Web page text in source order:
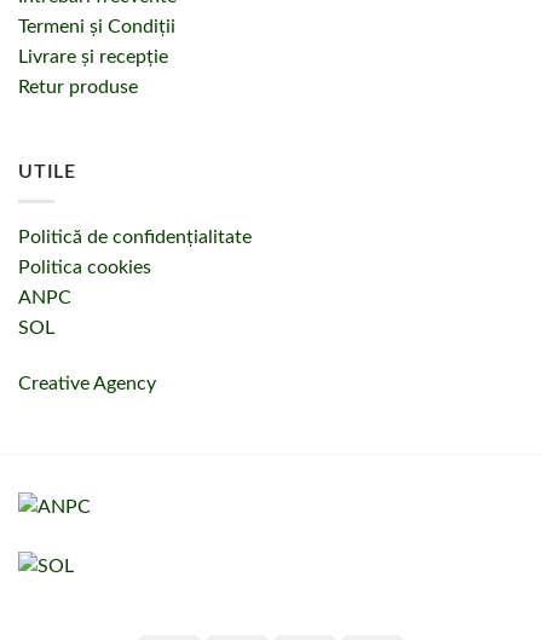
Termeni și Condiții
Livrare și recepție
Retur produse
UTILE
Politică de confidențialitate
Politica cookies
ANPC
SOL
Creative Agency